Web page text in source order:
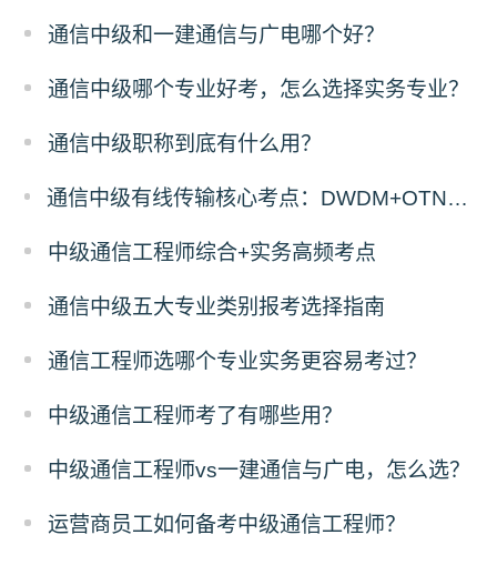
通信中级和一建通信与广电哪个好？
通信中级哪个专业好考，怎么选择实务专业？
通信中级职称到底有什么用？
通信中级有线传输核心考点：DWDM+OTN原理与计算题答题拆解
中级通信工程师综合+实务高频考点
通信中级五大专业类别报考选择指南
通信工程师选哪个专业实务更容易考过？
中级通信工程师考了有哪些用？
中级通信工程师vs一建通信与广电，怎么选？
运营商员工如何备考中级通信工程师？